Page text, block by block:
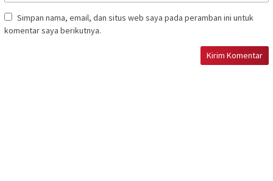
Simpan nama, email, dan situs web saya pada peramban ini untuk
komentar saya berikutnya.